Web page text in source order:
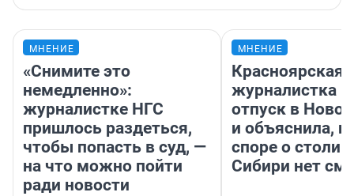
МНЕНИЕ
«Снимите это
немедленно»:
журналистке НГС
пришлось раздеться,
чтобы попасть в суд, —
на что можно пойти
ради новости
МНЕНИЕ
Красноярская
журналистка
отпуск в
и объяснила,
споре о
Сибири нет